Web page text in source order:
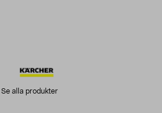
Se alla produkter